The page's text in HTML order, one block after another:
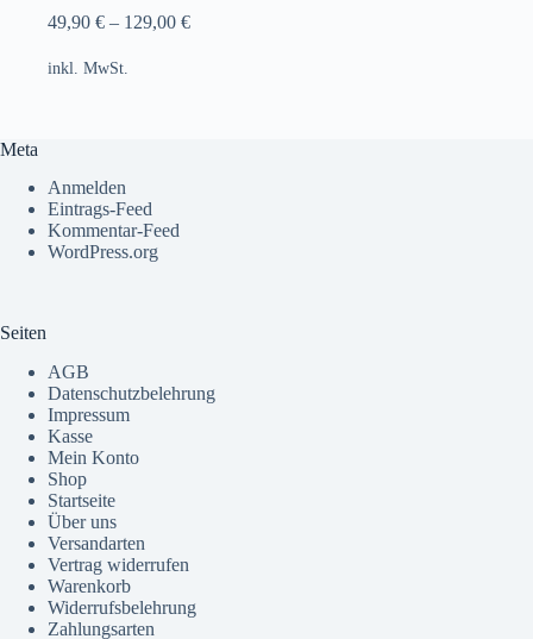
49,90 € – 129,00 €
inkl. MwSt.
Meta
Anmelden
Eintrags-Feed
Kommentar-Feed
WordPress.org
Seiten
AGB
Datenschutzbelehrung
Impressum
Kasse
Mein Konto
Shop
Startseite
Über uns
Versandarten
Vertrag widerrufen
Warenkorb
Widerrufsbelehrung
Zahlungsarten